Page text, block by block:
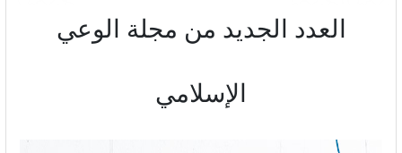
العدد الجديد من مجلة الوعي
الإسلامي